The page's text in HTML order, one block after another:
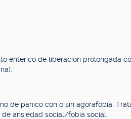
entérico de liberación prolongada
de pánico con o sin agorafobia.
ansiedad social/fobia social.